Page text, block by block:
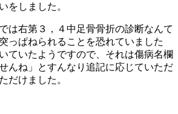
をしました。
は右第３，４中足骨骨折の診断なんて
っぱねられることを恐れていました
ていたようですので、それは傷病名欄
んね」とすんなり追記に応じていただ
だけました。